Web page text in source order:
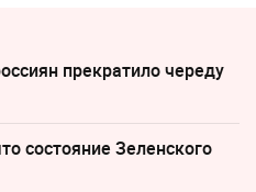
прекратило череду
состояние Зеленского